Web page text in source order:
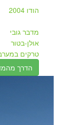
הודו 2004
מדבר גובי
אולן-בטור
טרקים
הדרך